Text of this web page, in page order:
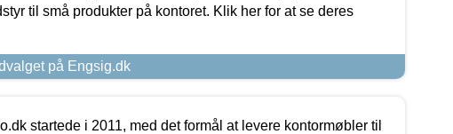
til små produkter på kontoret. Klik her for at se deres
på Engsig.dk
startede i 2011, med det formål at levere kontormøbler til